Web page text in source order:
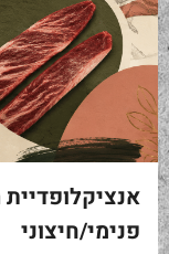
פנימי/חיצוני